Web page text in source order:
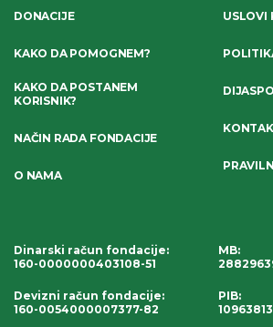
DONACIJE
KAKO DA POMOGNEM?
KAKO DA POSTANEM
KORISNIK?
NAČIN RADA FONDACIJE
O NAMA
USLOVI
Dinarski račun fondacije:
160-0000000403108-51
Devizni račun fondacije:
160-0054000007377-82
MB:
PIB: